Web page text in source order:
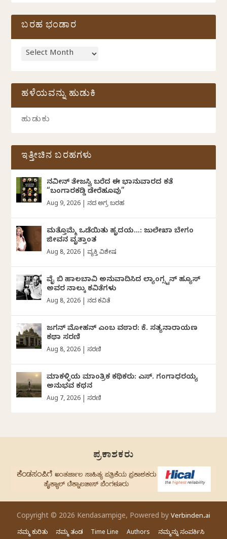
ಬರಹ ಭಂಡಾರ
ಹಳೆಯವನ್ನು ಹುಡುಕಿ
ಇತ್ತೀಚಿನ ಬರಹಗಳು
ನವೀನ್‌ ತೇಜಸ್ವಿ ಬರೆದ ಈ ಭಾನುವಾರದ ಕತೆ
“ಬಂಗಾರಕಡ್ಡಿ ಡೇರೆಹೂವು”
Aug 9, 2026 ದಿನದ ಅಗ್ರ ಬರಹ
ಮತ್ತೊಮ್ಮೆ ಒಡೆಯಿತು ಹೃದಯ…: ಜುಲೇಖಾ ಬೇಗಂ
ಜೀವನ ವೃತ್ತಾಂತ
Aug 8, 2026 ವ್ಯಕ್ತಿ ವಿಶೇಷ
ವೈ ಬಿ ಹಾಲಬಾವಿ ಅನುವಾದಿಸಿದ ಲ್ಯಾಂಗ್ಸ್ಟನ್ ಹ್ಯೂಸ್
ಅವರ ನಾಲ್ಕು ಕವಿತೆಗಳು
Aug 8, 2026 ದಿನದ ಕವಿತೆ
ಜಗನ್‌ ಮೋಹನ್‌ ಎಂಬ ವಠಾರ: ಕೆ. ಸತ್ಯನಾರಾಯಣ
ಕಥಾ ಸರಣಿ
Aug 8, 2026 ಸರಣಿ
ಮಾಕಳ್ಳಿಯ ಮಾಂತ್ರಿಕ ಕಥಿಕರು: ಎಸ್. ಗಂಗಾಧರಯ್ಯ
ಅನುಭವ ಕಥನ
Aug 7, 2026 ಸರಣಿ
ಪ್ರಕಾಶಕರು
Copyright © 2026 Kendasampige, Powered by Verbinden.ai
ನಮ್ಮ ಕುರಿತು ನಮ್ಮ ತಂಡ Time Line Authors ನಮ್ಮನ್ನು ಸಂಪರ್ಕಿಸಿ